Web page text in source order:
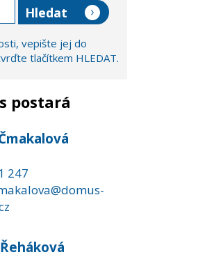
vepište jej do
tlačítkem HLEDAT.
postará
247